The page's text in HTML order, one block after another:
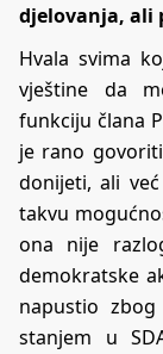
djelovanja, ali
Hvala svima
vještine da
funkciju člana
je rano
donijeti, ali
takvu
ona nije
demokratske
napustio
stanjem u